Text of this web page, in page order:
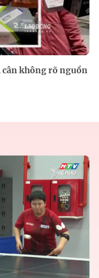
cân không rõ nguồn